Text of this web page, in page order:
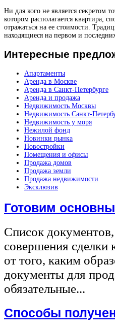
Ни для кого не является секретом
котором располагается квартира,
отражаться на ее стоимости.
находящиеся на первом и
Интересные
Апартаменты
Аренда в Москве
Аренда в Санкт-Петербурге
Аренда и продажа
Недвижимость Москвы
Недвижимость Санкт-
Недвижимость у моря
Нежилой фонд
Новинки рынка
Новостройки
Помещения и офисы
Продажа домов
Продажа земли
Продажа недвижимости
Эксклюзив
Готовим
Список
совершения сделки
от того, каким
документы для
обязательные...
Способы